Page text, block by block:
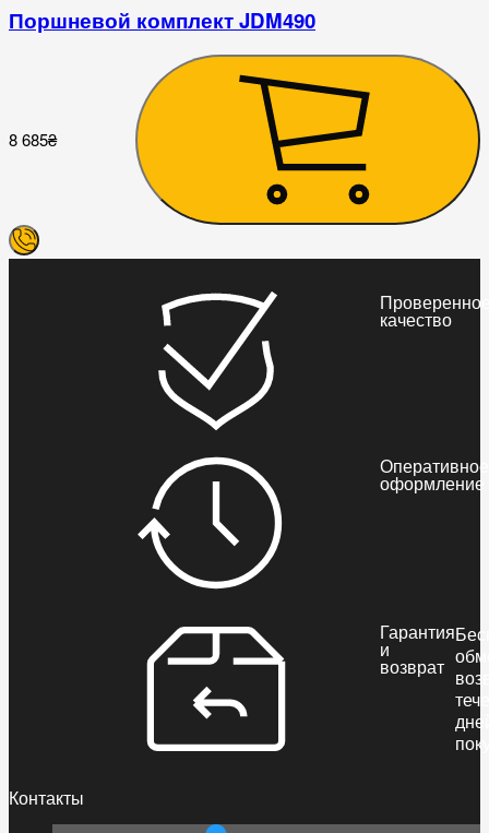
Поршневой комплект JDM490
8 685₴
качество
Оперативное
оформление
Гарантия
и
возврат
Контакты